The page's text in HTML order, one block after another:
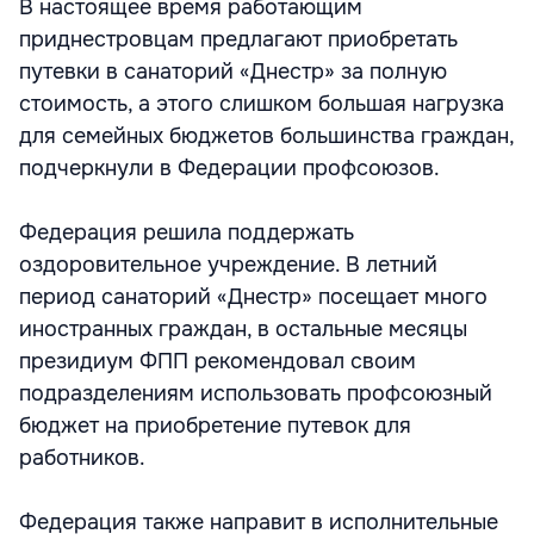
В настоящее время работающим
приднестровцам предлагают приобретать
путевки в санаторий «Днестр» за полную
стоимость, а этого слишком большая нагрузка
для семейных бюджетов большинства граждан,
подчеркнули в Федерации профсоюзов.
Федерация решила поддержать
оздоровительное учреждение. В летний
период санаторий «Днестр» посещает много
иностранных граждан, в остальные месяцы
президиум ФПП рекомендовал своим
подразделениям использовать профсоюзный
бюджет на приобретение путевок для
работников.
Федерация также направит в исполнительные